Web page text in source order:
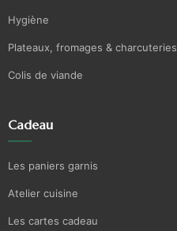
Hygiène
Plateaux, fromages & charcuteries
Colis de viande
Cadeau
Les paniers garnis
Atelier cuisine
Les cartes cadeau